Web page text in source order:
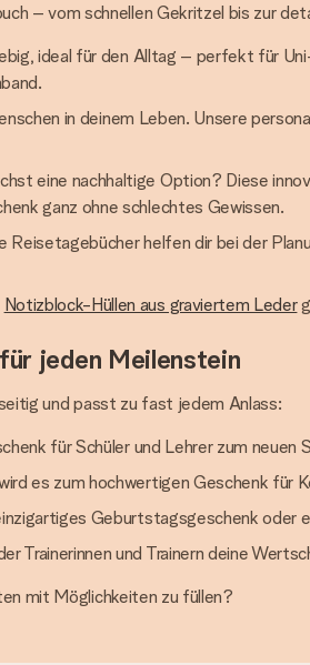
– vom schnellen Gekritzel bis zur
ideal für den Alltag – perfekt für
in deinem Leben. Unsere
eine nachhaltige Option? Diese
ganz ohne schlechtes Gewissen.
helfen dir bei der
Notizblock-Hüllen aus graviertem Leder
jeden Meilenstein
und passt zu fast jedem Anlass:
für Schüler und Lehrer zum neuen
es zum hochwertigen Geschenk für
Geburtstagsgeschenk oder
Trainerinnen und Trainern deine
mit Möglichkeiten zu füllen?